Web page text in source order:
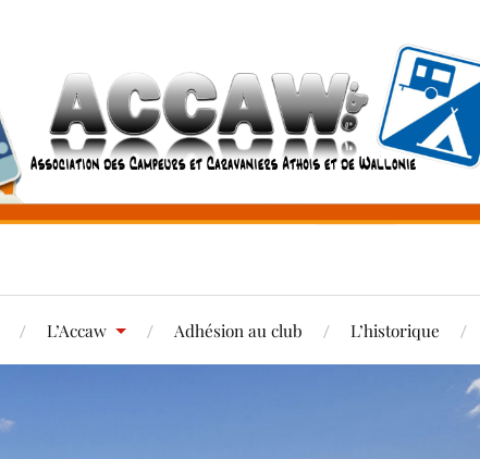
L’Accaw Adhésion au club L’historique